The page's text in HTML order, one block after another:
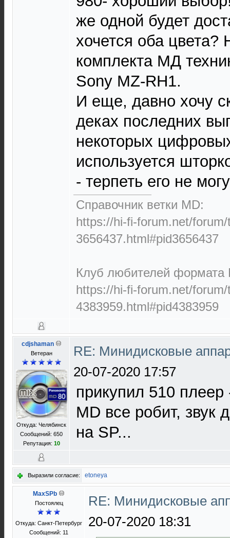
же одной будет
хочется оба цвета?
комплекта МД
Sony MZ-RH1.
И еще, давно хочу
деках последних
некоторых
используется
- терпеть его не
Справочник ветки MD:
https://hi-fi-forum.net/
3656437.html#pid3656437
Клуб любителей формата
https://hi-fi-forum.net/
4383959.html#pid4383959
cdjshaman
Ветеран
Откуда: Челябинск
Сообщений: 650
Репутация: 10
RE: Минидисковые
20-07-2020 17:57
прикупил 510
MD все робит, звук
на SP...
Выразили согласие: etoneya
MaxSPb
Постоялец
Откуда: Санкт-Петербург
Сообщений: 11
RE: Минидисковые
20-07-2020 18:31